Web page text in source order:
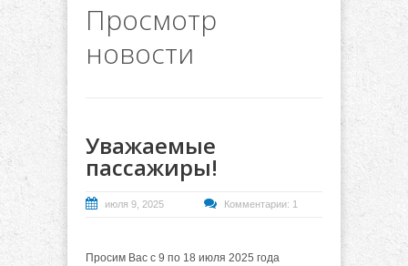
Просмотр
новости
Уважаемые
пассажиры!
июля 9, 2025 Комментарии: 1
Просим Вас с 9 по 18 июля 2025 года